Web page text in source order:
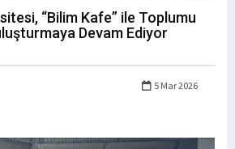
“Bilim Kafe” ile Toplumu
Devam Ediyor
5 Mar 2026